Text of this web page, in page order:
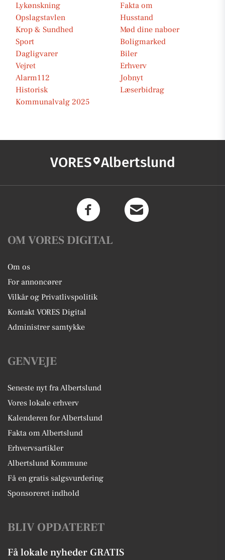
Lykønskning
Fakta om
Opslagstavlen
Husstand
Krop & Sundhed
Mød dine naboer
Sport
Boligmarked
Dagligvarer
Biler
Vejret
Erhverv
Alarm112
Jobnyt
Historisk
Læserbidrag
Kommunalvalg 2025
VORES Albertslund
OM VORES DIGITAL
Om os
For annoncører
Vilkår og Privatlivspolitik
Kontakt VORES Digital
Administrer samtykke
GENVEJE
Seneste nyt fra Albertslund
Vores lokale erhverv
Kalenderen for Albertslund
Fakta om Albertslund
Erhvervsartikler
Albertslund Kommune
Få en gratis salgsvurdering
Sponsoreret indhold
BLIV OPDATERET
Få lokale nyheder GRATIS